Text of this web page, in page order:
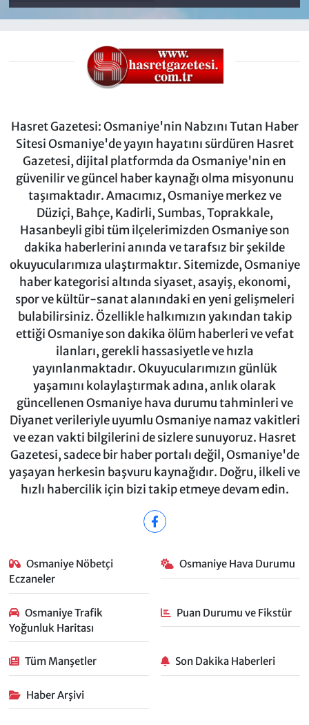
Hasret Gazetesi: Osmaniye'nin Nabzını Tutan Haber
Sitesi Osmaniye'de yayın hayatını sürdüren Hasret
Gazetesi, dijital platformda da Osmaniye'nin en
güvenilir ve güncel haber kaynağı olma misyonunu
taşımaktadır. Amacımız, Osmaniye merkez ve
Düziçi, Bahçe, Kadirli, Sumbas, Toprakkale,
Hasanbeyli gibi tüm ilçelerimizden Osmaniye son
dakika haberlerini anında ve tarafsız bir şekilde
okuyucularımıza ulaştırmaktır. Sitemizde, Osmaniye
haber kategorisi altında siyaset, asayiş, ekonomi,
spor ve kültür-sanat alanındaki en yeni gelişmeleri
bulabilirsiniz. Özellikle halkımızın yakından takip
ettiği Osmaniye son dakika ölüm haberleri ve vefat
ilanları, gerekli hassasiyetle ve hızla
yayınlanmaktadır. Okuyucularımızın günlük
yaşamını kolaylaştırmak adına, anlık olarak
güncellenen Osmaniye hava durumu tahminleri ve
Diyanet verileriyle uyumlu Osmaniye namaz vakitleri
ve ezan vakti bilgilerini de sizlere sunuyoruz. Hasret
Gazetesi, sadece bir haber portalı değil, Osmaniye'de
yaşayan herkesin başvuru kaynağıdır. Doğru, ilkeli ve
hızlı habercilik için bizi takip etmeye devam edin.
Osmaniye Nöbetçi
Eczaneler
Osmaniye Hava Durumu
Osmaniye Trafik
Yoğunluk Haritası
Puan Durumu ve Fikstür
Tüm Manşetler Son Dakika Haberleri
Haber Arşivi